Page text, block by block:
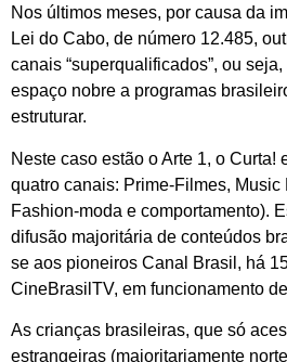
Nos últimos meses, por causa da
Lei do Cabo, de número 12.485,
canais “superqualificados”, ou
espaço nobre a programas
estruturar.
Neste caso estão o Arte 1, o Curta!
quatro canais: Prime-Filmes, Music
Fashion-moda e comportamento).
difusão majoritária de conteúdos
se aos pioneiros Canal Brasil, há
CineBrasilTV, em funcionamento
As crianças brasileiras, que só
estrangeiras (majoritariamente